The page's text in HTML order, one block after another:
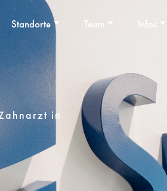
Standorte Team Infos
in